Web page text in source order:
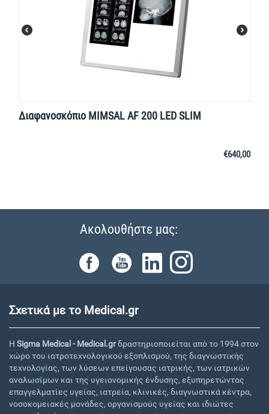
Διαφανοσκόπιο MIMSAL AF 200 LED SLIM
€640,00
Ακολουθήστε μας:
Σχετικά με το Medical.gr
Η Sigma Medical - Medical.grδραστηριοποιείται από το 1994 στον
χώρο του ιατροτεχνολογικού εξοπλισμού, της διαγνωστικής
τεχνολογίας, των λύσεων επείγουσας ιατρικής, των ιατρικών
αναλωσίμων και της υγειονομικής ένδυσης, εξυπηρετώντας
επαγγελματίες υγείας, ιατρεία, κλινικές, διαγνωστικά κέντρα,
νοσοκομειακές μονάδες, οργανισμούς υγείας και ιδιώτες